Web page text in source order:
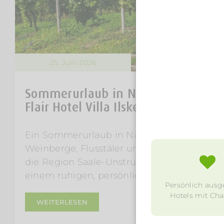
25. Juni 2026
Sommerurlaub in Naumburg
Flair Hotel Villa Ilske in Bad Kösen
Ein Sommerurlaub in Naumburg (Saale)
Weinberge, Flusstäler und entspannte
die Region Saale-Unstrut nicht nur
einem ruhigen, persönlichen Ort aus
WEITERLESEN
Persönlich
Hotels mit